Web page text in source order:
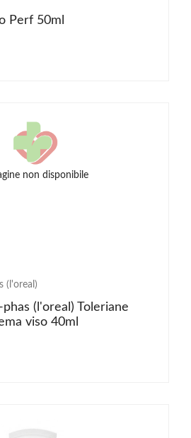
Perf 50ml
non disponibile
(l'oreal)
phas (l'oreal) Toleriane
viso 40ml